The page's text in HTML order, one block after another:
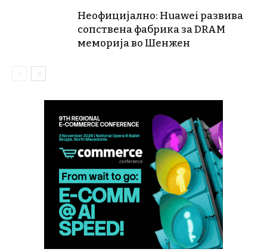
Неофицијално: Huawei развива
сопствена фабрика за DRAM
меморија во Шенжен